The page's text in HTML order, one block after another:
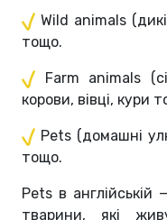
Wild animals
тощо.
Farm animals
корови, вівці, кури
Pets (домашні
тощо.
Pets в
тварини, які